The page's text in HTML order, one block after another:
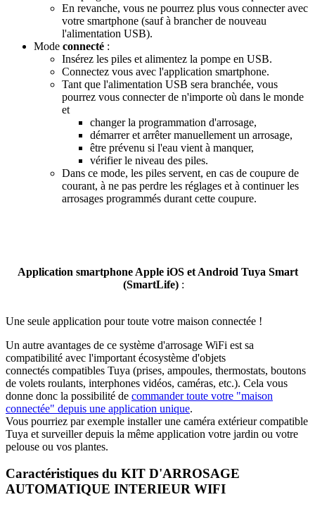
En revanche, vous ne pourrez plus vous connecter avec
votre smartphone (sauf à brancher de nouveau
l'alimentation USB).
Mode connecté :
Insérez les piles et alimentez la pompe en USB.
Connectez vous avec l'application smartphone.
Tant que l'alimentation USB sera branchée, vous
pourrez vous connecter de n'importe où dans le monde
et
changer la programmation d'arrosage,
démarrer et arrêter manuellement un arrosage,
être prévenu si l'eau vient à manquer,
vérifier le niveau des piles.
Dans ce mode, les piles servent, en cas de coupure de
courant, à ne pas perdre les réglages et à continuer les
arrosages programmés durant cette coupure.
Application smartphone Apple iOS et Android Tuya Smart
(SmartLife):
Une seule application pour toute votre maison connectée !
Un autre avantages de ce système d'arrosage WiFi est sa
compatibilité avec l'important écosystème d'objets
connectés compatibles Tuya (prises, ampoules, thermostats, boutons
de volets roulants, interphones vidéos, caméras, etc.). Cela vous
donne donc la possibilité de commander toute votre "maison
connectée" depuis une application unique.
Vous pourriez par exemple installer une caméra extérieur compatible
Tuya et surveiller depuis la même application votre jardin ou votre
pelouse ou vos plantes.
Caractéristiques du KIT D'ARROSAGE
AUTOMATIQUE INTERIEUR WIFI